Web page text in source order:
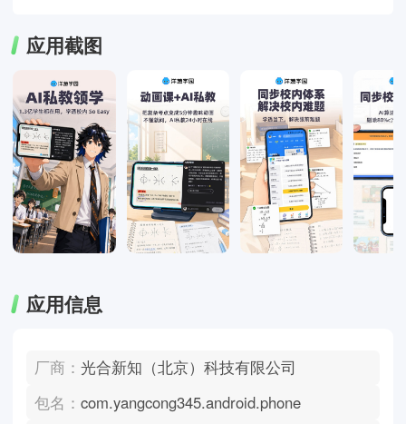
应用截图
应用信息
厂商：光合新知（北京）科技有限公司
包名：com.yangcong345.android.phone